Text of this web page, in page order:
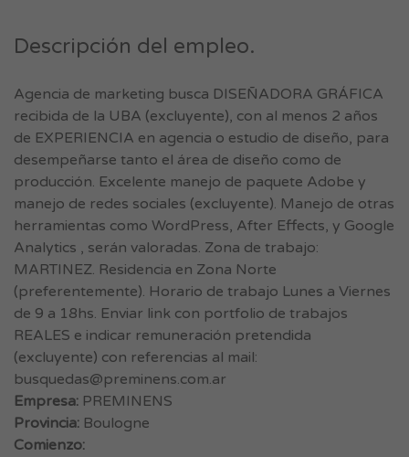
Descripción del empleo.
Agencia de marketing busca DISEÑADORA GRÁFICA
recibida de la UBA (excluyente), con al menos 2 años
de EXPERIENCIA en agencia o estudio de diseño, para
desempeñarse tanto el área de diseño como de
producción. Excelente manejo de paquete Adobe y
manejo de redes sociales (excluyente). Manejo de otras
herramientas como WordPress, After Effects, y Google
Analytics , serán valoradas. Zona de trabajo:
MARTINEZ. Residencia en Zona Norte
(preferentemente). Horario de trabajo Lunes a Viernes
de 9 a 18hs. Enviar link con portfolio de trabajos
REALES e indicar remuneración pretendida
(excluyente) con referencias al mail:
busquedas@preminens.com.ar
Empresa: PREMINENS
Provincia: Boulogne
Comienzo: